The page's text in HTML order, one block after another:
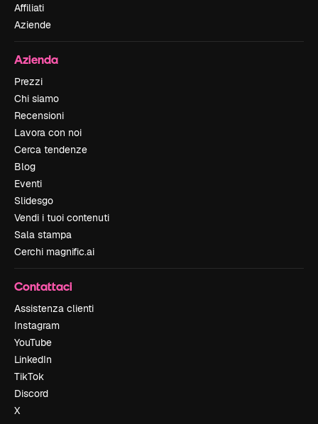
Affiliati
Aziende
Azienda
Prezzi
Chi siamo
Recensioni
Lavora con noi
Cerca tendenze
Blog
Eventi
Slidesgo
Vendi i tuoi contenuti
Sala stampa
Cerchi magnific.ai
Contattaci
Assistenza clienti
Instagram
YouTube
LinkedIn
TikTok
Discord
X